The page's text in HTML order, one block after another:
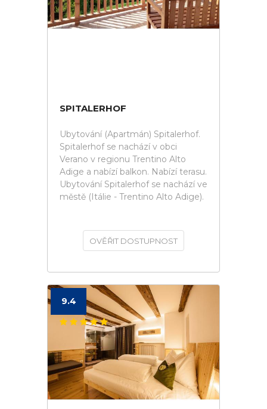
SPITALERHOF
Ubytování (Apartmán) Spitalerhof.
Spitalerhof se nachází v obci
Verano v regionu Trentino Alto
Adige a nabízí balkon. Nabízí terasu.
Ubytování Spitalerhof se nachází ve
městě (Itálie - Trentino Alto Adige).
OVĚŘIT DOSTUPNOST
9.4